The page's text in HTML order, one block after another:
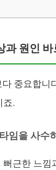
원인 바
다 중요합
죠.
임을 사수
근한 느